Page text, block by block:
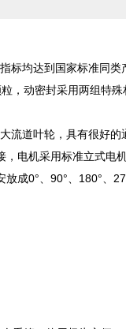
标均达到国家标准同
，动密封采用两组特
流道叶轮，具有很好的
电机采用标准立式电
成0°、90°、180°、